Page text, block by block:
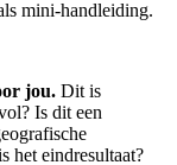
mini-handleiding.
jou. Dit is
Is dit een
het eindresultaat?